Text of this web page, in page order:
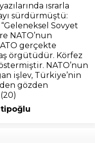
ısrarla
sürdürmüştü:
“Geleneksel Sovyet
NATO’nun
gerçekte
örgütüdür. Körfez
NATO’nun
işlev, Türkiye’nin
gözden